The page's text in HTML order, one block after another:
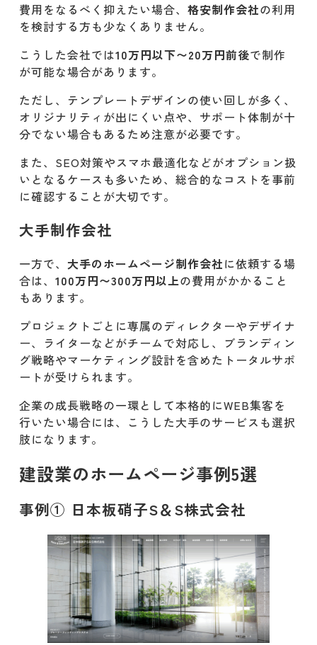
費用をなるべく抑えたい場合、格安制作会社の利用
を検討する方も少なくありません。
こうした会社では10万円以下〜20万円前後で制作
が可能な場合があります。
ただし、テンプレートデザインの使い回しが多く、
オリジナリティが出にくい点や、サポート体制が十
分でない場合もあるため注意が必要です。
また、SEO対策やスマホ最適化などがオプション扱
いとなるケースも多いため、総合的なコストを事前
に確認することが大切です。
大手制作会社
一方で、 大手のホームページ制作会社に依頼する場
合は、100万円〜300万円以上の費用がかかること
もあります。
プロジェクトごとに専属のディレクターやデザイナ
ー、ライターなどがチームで対応し、ブランディン
グ戦略やマーケティング設計を含めたトータルサポ
ートが受けられます。
企業の成長戦略の一環として本格的にWEB集客を
行いたい場合には、こうした大手のサービスも選択
肢になります。
建設業のホームページ事例5選
事例① 日本板硝子S＆S株式会社